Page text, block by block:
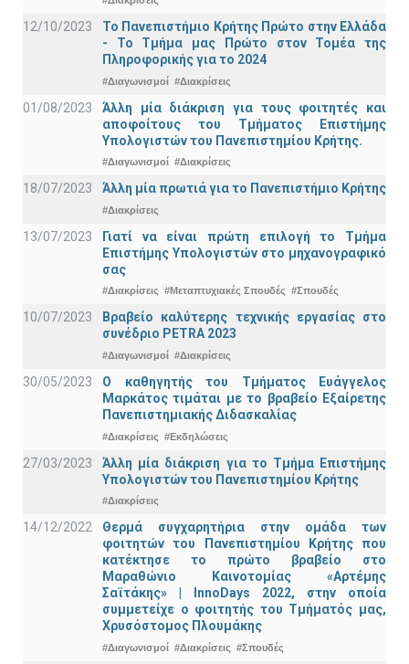
12/10/2023
Το Πανεπιστήμιο Κρήτης Πρώτο στην Ελλάδα
- Το Τμήμα μας Πρώτο στον Τομέα της
Πληροφορικής για το 2024
#Διαγωνισμοί #Διακρίσεις
01/08/2023
Άλλη μία διάκριση για τους φοιτητές και
αποφοίτους του Τμήματος Επιστήμης
Υπολογιστών του Πανεπιστημίου Κρήτης.
#Διαγωνισμοί #Διακρίσεις
18/07/2023 Άλλη μία πρωτιά για το Πανεπιστήμιο Κρήτης
#Διακρίσεις
13/07/2023
Γιατί να είναι πρώτη επιλογή το Τμήμα
Επιστήμης Υπολογιστών στο μηχανογραφικό
σας
#Διακρίσεις #Μεταπτυχιακές Σπουδές #Σπουδές
10/07/2023
Βραβείο καλύτερης τεχνικής εργασίας στο
συνέδριο PETRA 2023
#Διαγωνισμοί #Διακρίσεις
30/05/2023
Ο καθηγητής του Τμήματος Ευάγγελος
Μαρκάτος τιμάται με το βραβείο Εξαίρετης
Πανεπιστημιακής Διδασκαλίας
#Διακρίσεις #Εκδηλώσεις
27/03/2023
Άλλη μία διάκριση για το Τμήμα Επιστήμης
Υπολογιστών του Πανεπιστημίου Κρήτης
#Διακρίσεις
14/12/2022
Θερμά συγχαρητήρια στην ομάδα των
φοιτητών του Πανεπιστημίου Κρήτης που
κατέκτησε το πρώτο βραβείο στο
Μαραθώνιο Καινοτομίας «Αρτέμης
Σαϊτάκης» | InnoDays 2022, στην οποία
συμμετείχε ο φοιτητής του Τμήματός μας,
Χρυσόστομος Πλουμάκης
#Διαγωνισμοί #Διακρίσεις #Σπουδές